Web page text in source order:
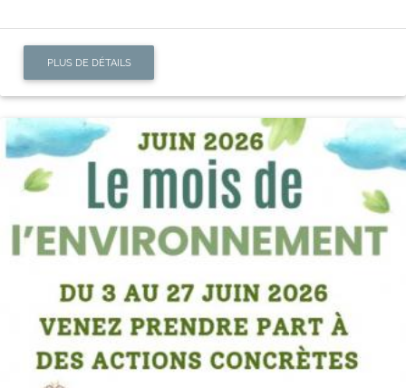
PLUS DE DÉTAILS